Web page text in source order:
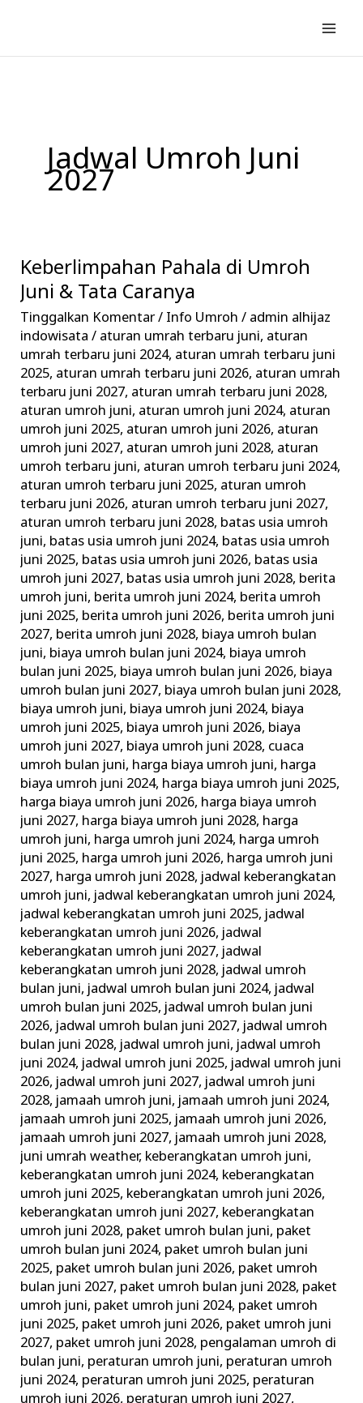
konten
Jadwal Umroh Juni
2027
Keberlimpahan Pahala di Umroh
Juni & Tata Caranya
Tinggalkan Komentar/ Info Umroh / admin alhijaz
indowisata/ aturan umrah terbaru juni, aturan
umrah terbaru juni 2024, aturan umrah terbaru juni
2025, aturan umrah terbaru juni 2026, aturan umrah
terbaru juni 2027, aturan umrah terbaru juni 2028,
aturan umroh juni, aturan umroh juni 2024, aturan
umroh juni 2025, aturan umroh juni 2026, aturan
umroh juni 2027, aturan umroh juni 2028, aturan
umroh terbaru juni, aturan umroh terbaru juni 2024,
aturan umroh terbaru juni 2025, aturan umroh
terbaru juni 2026, aturan umroh terbaru juni 2027,
aturan umroh terbaru juni 2028, batas usia umroh
juni, batas usia umroh juni 2024, batas usia umroh
juni 2025, batas usia umroh juni 2026, batas usia
umroh juni 2027, batas usia umroh juni 2028, berita
umroh juni, berita umroh juni 2024, berita umroh
juni 2025, berita umroh juni 2026, berita umroh juni
2027, berita umroh juni 2028, biaya umroh bulan
juni, biaya umroh bulan juni 2024, biaya umroh
bulan juni 2025, biaya umroh bulan juni 2026, biaya
umroh bulan juni 2027, biaya umroh bulan juni 2028,
biaya umroh juni, biaya umroh juni 2024, biaya
umroh juni 2025, biaya umroh juni 2026, biaya
umroh juni 2027, biaya umroh juni 2028, cuaca
umroh bulan juni, harga biaya umroh juni, harga
biaya umroh juni 2024, harga biaya umroh juni 2025,
harga biaya umroh juni 2026, harga biaya umroh
juni 2027, harga biaya umroh juni 2028, harga
umroh juni, harga umroh juni 2024, harga umroh
juni 2025, harga umroh juni 2026, harga umroh juni
2027, harga umroh juni 2028, jadwal keberangkatan
umroh juni, jadwal keberangkatan umroh juni 2024,
jadwal keberangkatan umroh juni 2025, jadwal
keberangkatan umroh juni 2026, jadwal
keberangkatan umroh juni 2027, jadwal
keberangkatan umroh juni 2028, jadwal umroh
bulan juni, jadwal umroh bulan juni 2024, jadwal
umroh bulan juni 2025, jadwal umroh bulan juni
2026, jadwal umroh bulan juni 2027, jadwal umroh
bulan juni 2028, jadwal umroh juni, jadwal umroh
juni 2024, jadwal umroh juni 2025, jadwal umroh juni
2026, jadwal umroh juni 2027, jadwal umroh juni
2028, jamaah umroh juni, jamaah umroh juni 2024,
jamaah umroh juni 2025, jamaah umroh juni 2026,
jamaah umroh juni 2027, jamaah umroh juni 2028,
juni umrah weather, keberangkatan umroh juni,
keberangkatan umroh juni 2024, keberangkatan
umroh juni 2025, keberangkatan umroh juni 2026,
keberangkatan umroh juni 2027, keberangkatan
umroh juni 2028, paket umroh bulan juni, paket
umroh bulan juni 2024, paket umroh bulan juni
2025, paket umroh bulan juni 2026, paket umroh
bulan juni 2027, paket umroh bulan juni 2028, paket
umroh juni, paket umroh juni 2024, paket umroh
juni 2025, paket umroh juni 2026, paket umroh juni
2027, paket umroh juni 2028, pengalaman umroh di
bulan juni, peraturan umroh juni, peraturan umroh
juni 2024, peraturan umroh juni 2025, peraturan
Keberlimpahan
Pahala
di
Umroh
Juni
&
Tata
Caranya